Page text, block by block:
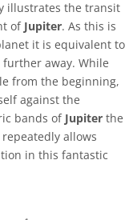
illustrates the transit
of Jupiter. As this is
it is equivalent to
away. While
from the beginning,
against the
bands of Jupiter the
allows
in this fantastic